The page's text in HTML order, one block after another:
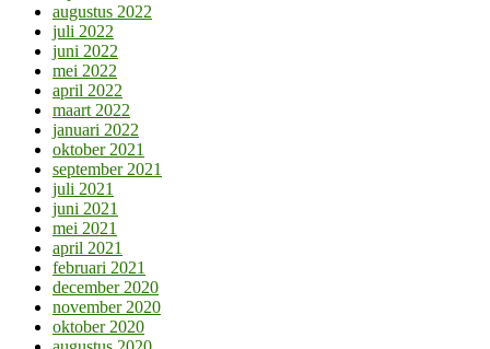
augustus 2022
juli 2022
juni 2022
mei 2022
april 2022
maart 2022
januari 2022
oktober 2021
september 2021
juli 2021
juni 2021
mei 2021
april 2021
februari 2021
december 2020
november 2020
oktober 2020